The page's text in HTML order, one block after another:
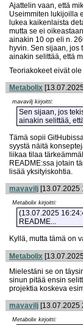
Ajattelin vaan, että
Useimmiten lukijoilla
lukea kaikenlaista
mutta se ei
ainakin 10 op eli n.
hyvin. Sen sijaan, jos
ainakin selittää, että
Teoriakokeet eivät
Metabolix
mavavilj kirjoitti:
Sen sijaan, jos
ainakin selittää,
Tämä sopii
syystä näitä
liikaa tilaa
README:ssa jotain
lisää yksityiskohtia.
mavavilj [13.07.2025
Metabolix kirjoitti:
(13.07.2025
README...
Kyllä, mutta tämä on
Metabolix
Mielestäni se on
sinun pitää ensin
projektia koskeva
mavavilj [13.07.2025
Metabolix kirjoitti: